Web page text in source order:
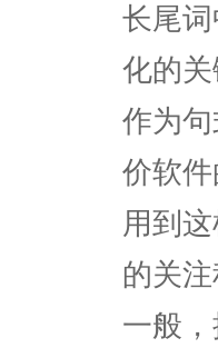
长尾
化的
作为
价软
用到
的关注
一般